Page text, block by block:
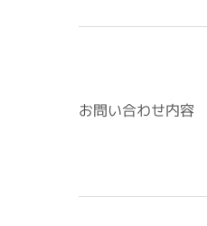
お問い合わせ内容